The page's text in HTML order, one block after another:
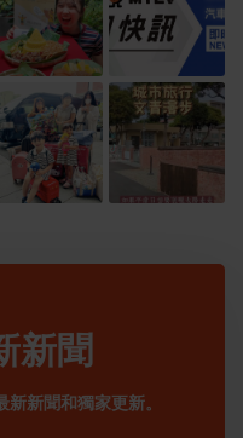
新聞
新聞和獨家更新。